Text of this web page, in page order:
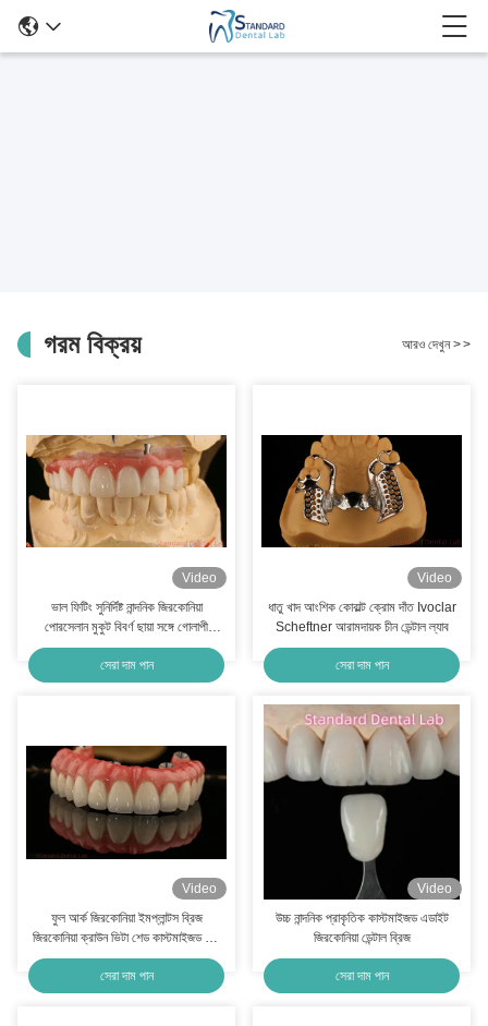
গরম বিক্রয় আরও দেখুন>>
Video
ভাল ফিটিং সুনির্দিষ্ট নান্দনিক জিরকোনিয়া
পোরসেলান মুকুট বিবর্ণ ছায়া সঙ্গে গোলাপী
পোরসেলান
সেরা দাম পান
Video
ধাতু খাদ আংশিক কোবাল্ট ক্রোম দাঁত Ivoclar
Scheftner আরামদায়ক চীন ডেন্টাল ল্যাব
সেরা দাম পান
Video
ফুল আর্ক জিরকোনিয়া ইমপ্লান্টস ব্রিজ
জিরকোনিয়া ক্রাউন ভিটা শেড কাস্টমাইজড অল
অন ফোর / সিক্স ডেন্টাল ইমপ্লান্ট
সেরা দাম পান
Video
উচ্চ নান্দনিক প্রাকৃতিক কাস্টমাইজড এডাইট
জিরকোনিয়া ডেন্টাল ব্রিজ
সেরা দাম পান